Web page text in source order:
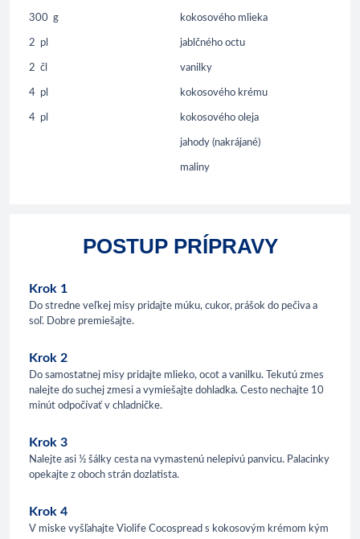
300 g kokosového mlieka
2 pl jablčného octu
2 čl vanilky
4 pl kokosového krému
4 pl kokosového oleja
jahody (nakrájané)
maliny
POSTUP PRÍPRAVY
Krok 1
Do stredne veľkej misy pridajte múku, cukor, prášok do pečiva a
soľ. Dobre premiešajte.
Krok 2
Do samostatnej misy pridajte mlieko, ocot a vanilku. Tekutú zmes
nalejte do suchej zmesi a vymiešajte dohladka. Cesto nechajte 10
minút odpočívať v chladničke.
Krok 3
Nalejte asi ½ šálky cesta na vymastenú nelepivú panvicu. Palacinky
opekajte z oboch strán dozlatista.
Krok 4
V miske vyšľahajte Violife Cocospread s kokosovým krémom kým